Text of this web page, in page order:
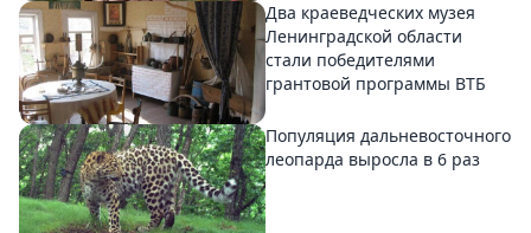
Два краеведческих музея
Ленинградской области
стали победителями
грантовой программы ВТБ
Популяция дальневосточного
леопарда выросла в 6 раз